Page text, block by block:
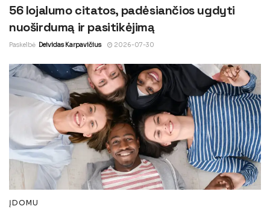
56 lojalumo citatos, padėsiančios ugdyti
nuoširdumą ir pasitikėjimą
Paskelbė Deividas Karpavičius 2026-07-30
ĮDOMU